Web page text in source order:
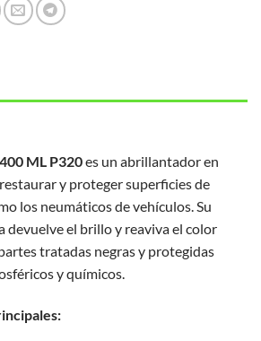
ML P320es un abrillantador en
y proteger superficies de
los neumáticos de vehículos.Su
devuelve el brillo y reaviva el color
tratadas negras y protegidas
y químicos.